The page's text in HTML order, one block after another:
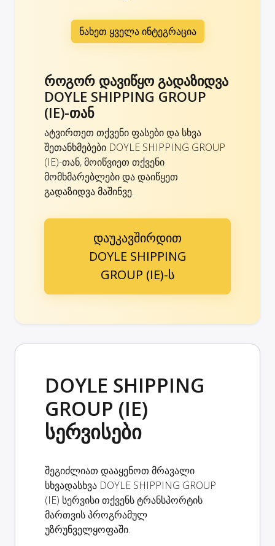
ნახეთ ყველა ინტეგრაცია
როგორ დავიწყო გადაზიდვა
DOYLE SHIPPING GROUP
(IE)-თან
ატვირთეთ თქვენი ფასები და სხვა
შეთანხმებები DOYLE SHIPPING GROUP
(IE)-თან, მოიწვიეთ თქვენი
მომხმარებლები და დაიწყეთ
გადაზიდვა მაშინვე.
დაუკავშირდით
DOYLE SHIPPING
GROUP (IE)-ს
DOYLE SHIPPING
GROUP (IE)
სერვისები
შეგიძლიათ დააყენოთ მრავალი
სხვადასხვა DOYLE SHIPPING GROUP
(IE) სერვისი თქვენს ტრანსპორტის
მართვის პროგრამულ
უზრუნველყოფაში.